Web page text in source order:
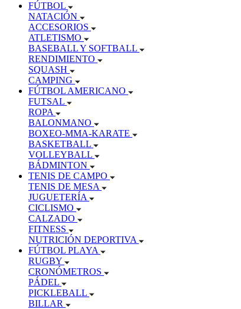
FÚTBOL
NATACIÓN
ACCESORIOS
ATLETISMO
BASEBALL Y SOFTBALL
RENDIMIENTO
SQUASH
CAMPING
FÚTBOL AMERICANO
FUTSAL
ROPA
BALONMANO
BOXEO-MMA-KARATE
BASKETBALL
VOLLEYBALL
BÁDMINTON
TENIS DE CAMPO
TENIS DE MESA
JUGUETERÍA
CICLISMO
CALZADO
FITNESS
NUTRICIÓN DEPORTIVA
FÚTBOL PLAYA
RUGBY
CRONÓMETROS
PÁDEL
PICKLEBALL
BILLAR